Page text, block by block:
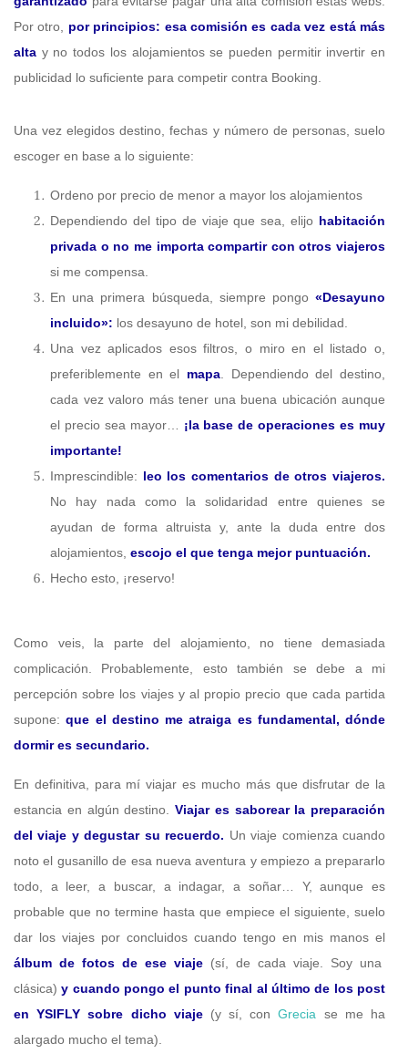
Por otro, por principios: esa comisión es cada vez está más
alta y no todos los alojamientos se pueden permitir invertir en
publicidad lo suficiente para competir contra Booking.
Una vez elegidos destino, fechas y número de personas, suelo
escoger en base a lo siguiente:
Ordeno por precio de menor a mayor los alojamientos
Dependiendo del tipo de viaje que sea, elijo habitación
privada o no me importa compartir con otros viajeros
si me compensa.
En una primera búsqueda, siempre pongo «Desayuno
incluido»: los desayuno de hotel, son mi debilidad.
Una vez aplicados esos filtros, o miro en el listado o,
preferiblemente en el mapa . Dependiendo del destino,
cada vez valoro más tener una buena ubicación aunque
el precio sea mayor…
¡la base de operaciones es muy
importante!
Imprescindible: leo los comentarios de otros viajeros.
No hay nada como la solidaridad entre quienes se
ayudan de forma altruista y, ante la duda entre dos
alojamientos, escojo el que tenga mejor puntuación.
Hecho esto, ¡reservo!
Como veis, la parte del alojamiento, no tiene demasiada
complicación. Probablemente, esto también se debe a mi
percepción sobre los viajes y al propio precio que cada partida
supone:que el destino me atraiga es fundamental, dónde
dormir es secundario.
En definitiva, para mí viajar es mucho más que disfrutar de la
estancia en algún destino.
Viajar es saborear la preparación
del viaje y degustar su recuerdo. Un viaje comienza cuando
noto el gusanillo de esa nueva aventura y empiezo a prepararlo
todo, a leer, a buscar, a indagar, a soñar… Y, aunque es
probable que no termine hasta que empiece el siguiente, suelo
dar los viajes por concluidos cuando tengo en mis manos el
álbum de fotos de ese viaje (sí, de cada viaje. Soy una
clásica) y cuando pongo el punto final al último de los post
en YSIFLY sobre dicho viaje(y sí, conGrecia se me ha
alargado mucho el tema).